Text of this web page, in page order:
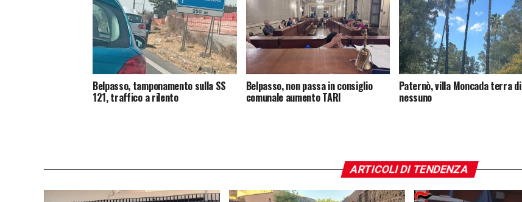
Belpasso, tamponamento sulla SS
121, traffico a rilento
Belpasso, non passa in consiglio
comunale aumento TARI
Paternò, villa Moncada terra di
nessuno
ARTICOLI DI TENDENZA